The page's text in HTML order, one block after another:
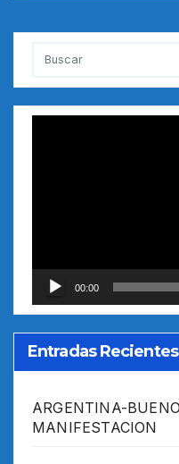
00:00
Entradas Recientes
ARGENTINA-
MANIFESTACION